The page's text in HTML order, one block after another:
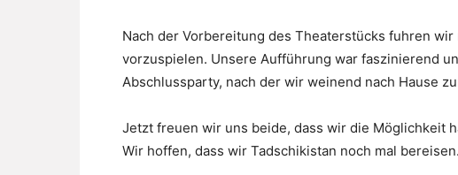
Nach der Vorbereitung des Theaterstücks fuhren
vorzuspielen. Unsere Aufführung war faszinierend
Abschlussparty, nach der wir weinend nach Hause
Jetzt freuen wir uns beide, dass wir die Möglichkeit
Wir hoffen, dass wir Tadschikistan noch mal bereisen.